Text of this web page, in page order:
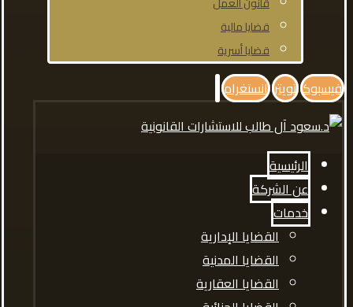
قضايا مالية
قضايا أسرية
فيسبوك تويتر انستغرام
الرئيسية
عن الشركة
خدمات
القضايا الإدارية
القضايا المدنية
القضايا العقارية